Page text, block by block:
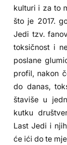
kulturi i za to
što je 2017.
Jedi tzv.
toksičnost i
poslane
profil, nakon
do danas,
štaviše u
kutku
Last Jedi i
će ići do te